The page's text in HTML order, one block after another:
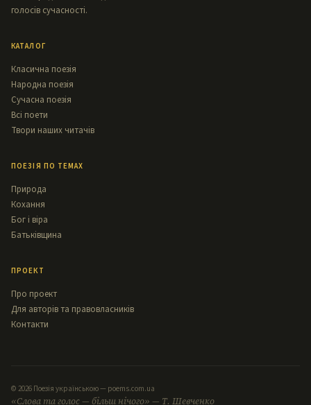
голосів сучасності.
КАТАЛОГ
Класична поезія
Народна поезія
Сучасна поезія
Всі поети
Твори наших читачів
ПОЕЗІЯ ПО ТЕМАХ
Природа
Кохання
Бог і віра
Батьківщина
ПРОЕКТ
Про проект
Для авторів та правовласників
Контакти
© 2026 Поезія українською — poems.com.ua
«Слова та голос — більш нічого» — Т. Шевченко